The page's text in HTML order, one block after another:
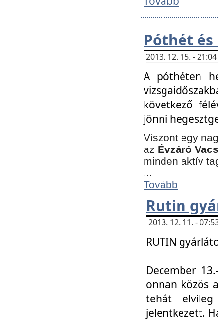
Póthét és
2013. 12. 15. -
A póthéten
következő
jönni
Viszont egy
az Évzáró
minden aktív
...
Tovább
Rutin
2013. 12. 11. -
RUTIN
December
onnan közös
tehát
jelentkezett.